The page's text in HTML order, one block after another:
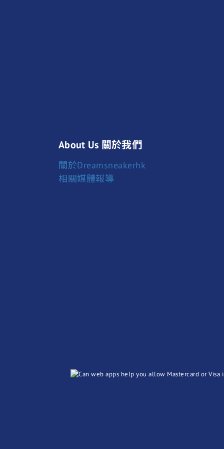
About Us 關於我們
關於Dreamsneakerhk
相關媒體報導